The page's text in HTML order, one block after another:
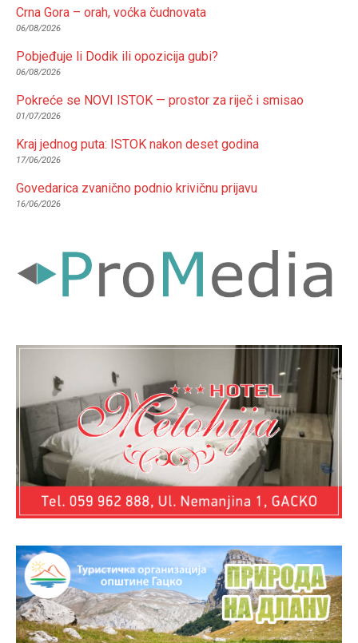
Crna Gora – orah, voćka čudnovata
06/08/2026
Pobjeđuje li Dodik ili opozicija gubi?
06/08/2026
Pokreće se NOVI ISTOK — prostor za riječ i smisao
01/07/2026
Kraj jednog puta: ISTOK nakon deset godina
17/06/2026
Govedarica zvanično podnio krivičnu prijavu
16/06/2026